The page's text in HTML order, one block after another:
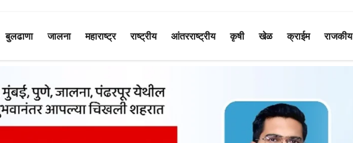
बुलढाणा जालना महाराष्ट्र राष्ट्रीय आंतरराष्ट्रीय कृषी खेळ क्राईम राजकीय